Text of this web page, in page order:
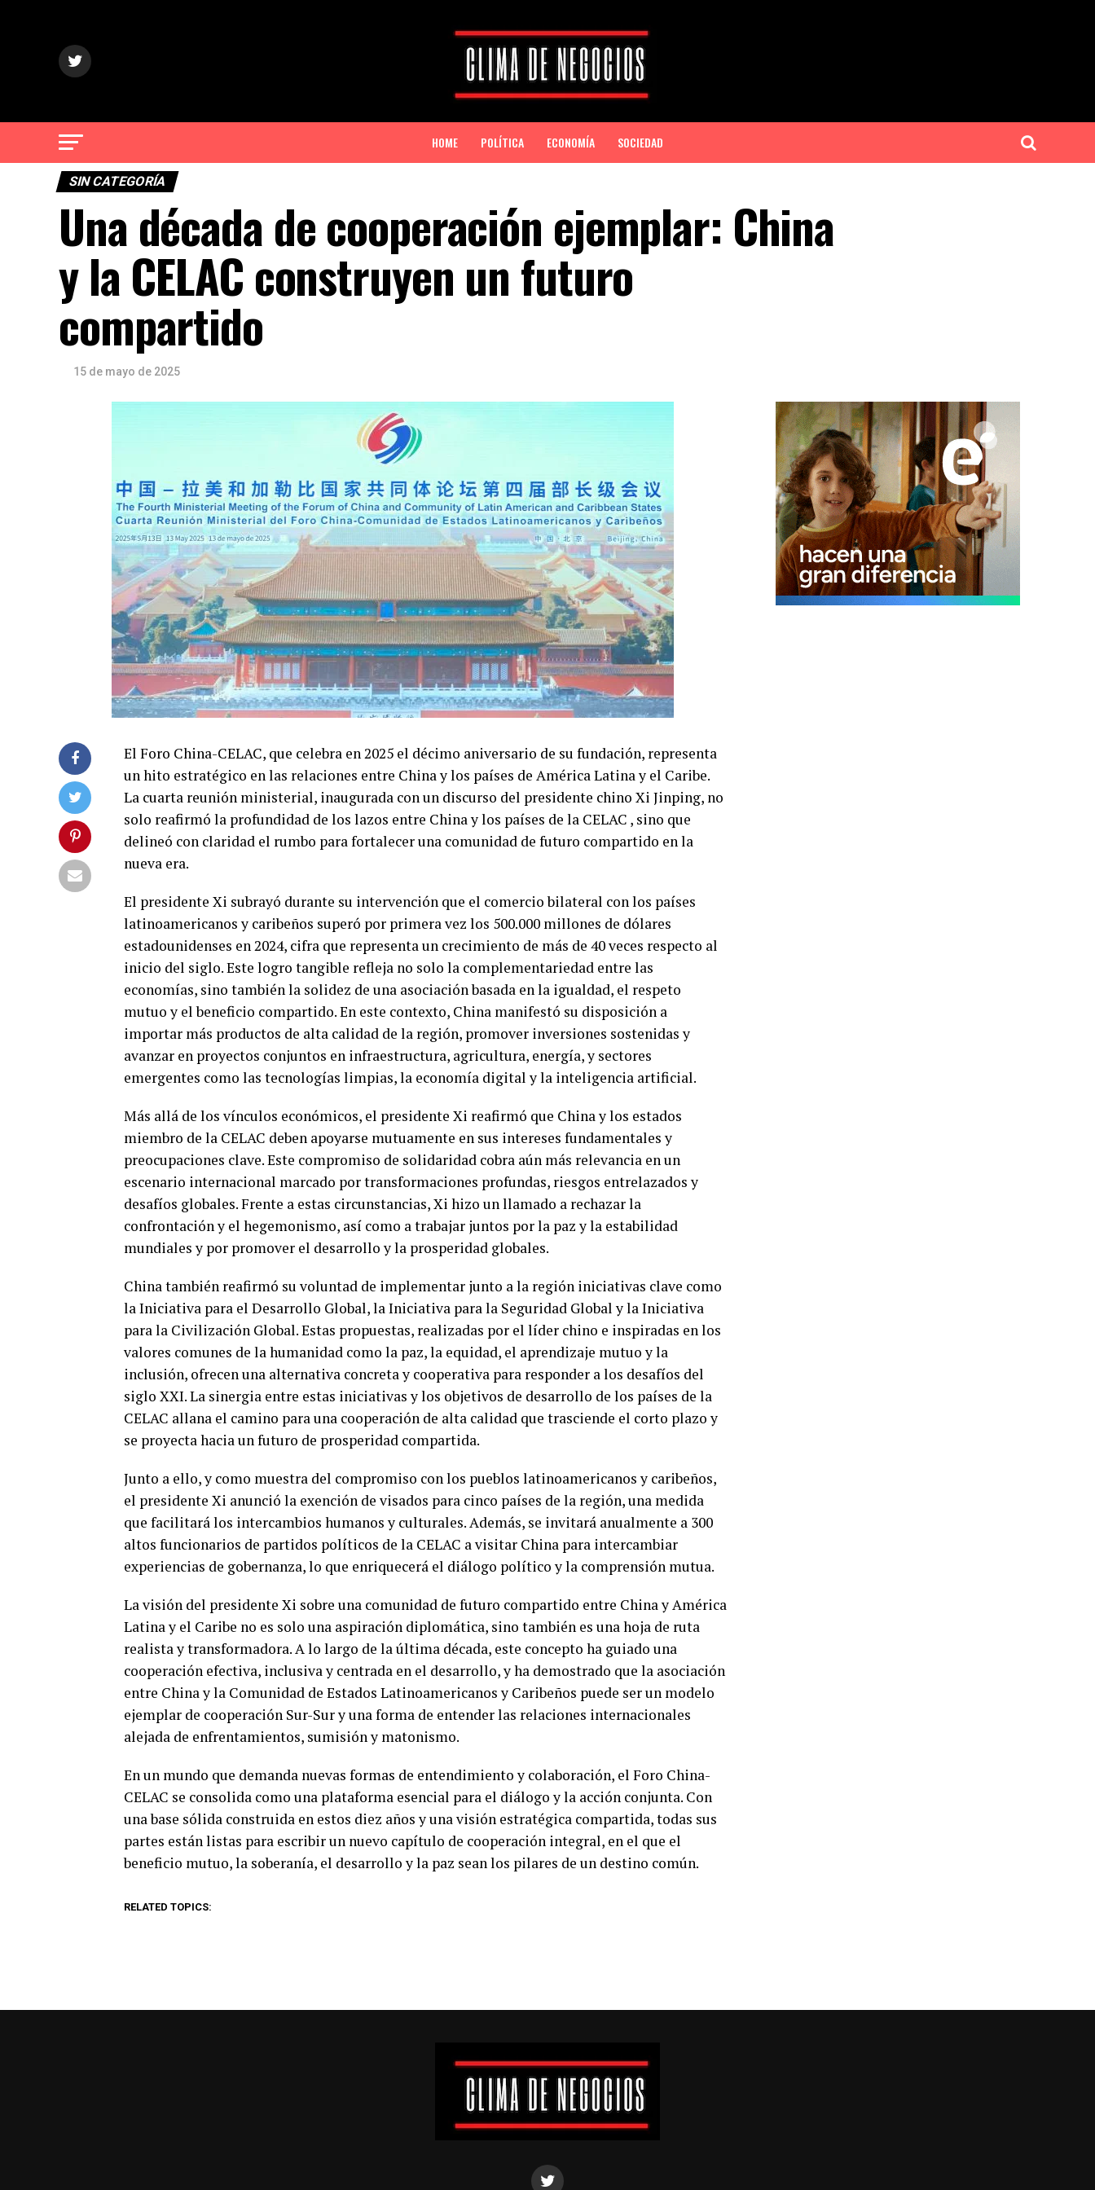
HOME POLÍTICA ECONOMÍA SOCIEDAD
SIN CATEGORÍA
Una década de cooperación ejemplar: China
y la CELAC construyen un futuro
compartido
15 de mayo de 2025
El Foro China-CELAC, que celebra en 2025 el décimo aniversario de su fundación, representa
un hito estratégico en las relaciones entre China y los países de América Latina y el Caribe.
La cuarta reunión ministerial, inaugurada con un discurso del presidente chino Xi Jinping, no
solo reafirmó la profundidad de los lazos entre China y los países de la CELAC , sino que
delineó con claridad el rumbo para fortalecer una comunidad de futuro compartido en la
nueva era.
El presidente Xi subrayó durante su intervención que el comercio bilateral con los países
latinoamericanos y caribeños superó por primera vez los 500.000 millones de dólares
estadounidenses en 2024, cifra que representa un crecimiento de más de 40 veces respecto al
inicio del siglo. Este logro tangible refleja no solo la complementariedad entre las
economías, sino también la solidez de una asociación basada en la igualdad, el respeto
mutuo y el beneficio compartido. En este contexto, China manifestó su disposición a
importar más productos de alta calidad de la región, promover inversiones sostenidas y
avanzar en proyectos conjuntos en infraestructura, agricultura, energía, y sectores
emergentes como las tecnologías limpias, la economía digital y la inteligencia artificial.
Más allá de los vínculos económicos, el presidente Xi reafirmó que China y los estados
miembro de la CELAC deben apoyarse mutuamente en sus intereses fundamentales y
preocupaciones clave. Este compromiso de solidaridad cobra aún más relevancia en un
escenario internacional marcado por transformaciones profundas, riesgos entrelazados y
desafíos globales. Frente a estas circunstancias, Xi hizo un llamado a rechazar la
confrontación y el hegemonismo, así como a trabajar juntos por la paz y la estabilidad
mundiales y por promover el desarrollo y la prosperidad globales.
China también reafirmó su voluntad de implementar junto a la región iniciativas clave como
la Iniciativa para el Desarrollo Global, la Iniciativa para la Seguridad Global y la Iniciativa
para la Civilización Global. Estas propuestas, realizadas por el líder chino e inspiradas en los
valores comunes de la humanidad como la paz, la equidad, el aprendizaje mutuo y la
inclusión, ofrecen una alternativa concreta y cooperativa para responder a los desafíos del
siglo XXI. La sinergia entre estas iniciativas y los objetivos de desarrollo de los países de la
CELAC allana el camino para una cooperación de alta calidad que trasciende el corto plazo y
se proyecta hacia un futuro de prosperidad compartida.
Junto a ello, y como muestra del compromiso con los pueblos latinoamericanos y caribeños,
el presidente Xi anunció la exención de visados para cinco países de la región, una medida
que facilitará los intercambios humanos y culturales. Además, se invitará anualmente a 300
altos funcionarios de partidos políticos de la CELAC a visitar China para intercambiar
experiencias de gobernanza, lo que enriquecerá el diálogo político y la comprensión mutua.
La visión del presidente Xi sobre una comunidad de futuro compartido entre China y América
Latina y el Caribe no es solo una aspiración diplomática, sino también es una hoja de ruta
realista y transformadora. A lo largo de la última década, este concepto ha guiado una
cooperación efectiva, inclusiva y centrada en el desarrollo, y ha demostrado que la asociación
entre China y la Comunidad de Estados Latinoamericanos y Caribeños puede ser un modelo
ejemplar de cooperación Sur-Sur y una forma de entender las relaciones internacionales
alejada de enfrentamientos, sumisión y matonismo.
En un mundo que demanda nuevas formas de entendimiento y colaboración, el Foro China-
CELAC se consolida como una plataforma esencial para el diálogo y la acción conjunta. Con
una base sólida construida en estos diez años y una visión estratégica compartida, todas sus
partes están listas para escribir un nuevo capítulo de cooperación integral, en el que el
beneficio mutuo, la soberanía, el desarrollo y la paz sean los pilares de un destino común.
RELATED TOPICS: